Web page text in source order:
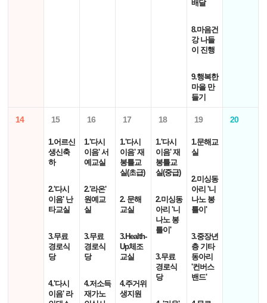
배달
8.마음건
강 나들
이 진행
9.행복한
마을 만
들기
14 15
1.어르신
생신축
하
2.'다시
이음' 난
타교실
3.무료
경로식
당
4.'다시
이음' 라
16
1.'다시
이음' 서
예교실
2.'라온'
원예교
실
3.무료
경로식
당
4.저소득
재가노
17
1.'다시
이음' 재
봉틀교
실(초급)
2. 문해
교실
3.Health-
Up체조
교실
4.주거위
생지원
18
1.'다시
이음' 재
봉틀교
실(중급)
2.미싱동
아리 '니
나노 봉
틀이'
3.무료
경로식
당
19
1.문해교
실
2.미싱동
아리 '니
나노 봉
틀이'
3.중장년
층 기타
동아리
'컨버스
밴드'
20